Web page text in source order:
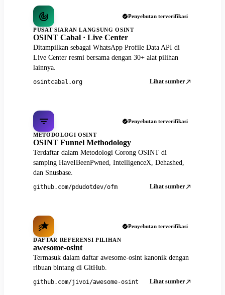
Penyebutan terverifikasi
PUSAT SIARAN LANGSUNG OSINT
OSINT Cabal · Live Center
Ditampilkan sebagai WhatsApp Profile Data API di
Live Center resmi bersama dengan 30+ alat pilihan
lainnya.
osintcabal.org Lihat sumber
Penyebutan terverifikasi
METODOLOGI OSINT
OSINT Funnel Methodology
Terdaftar dalam Metodologi Corong OSINT di
samping HaveIBeenPwned, IntelligenceX, Dehashed,
dan Snusbase.
github.com/pdudotdev/ofm Lihat sumber
Penyebutan terverifikasi
DAFTAR REFERENSI PILIHAN
awesome-osint
Termasuk dalam daftar awesome-osint kanonik dengan
ribuan bintang di GitHub.
github.com/jivoi/awesome-osint Lihat sumber